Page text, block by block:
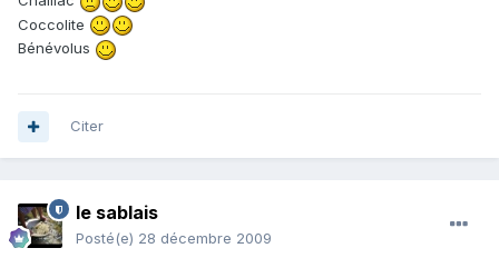
Coccolite
Bénévolus
Citer
le sablais
Posté(e) 28 décembre 2009